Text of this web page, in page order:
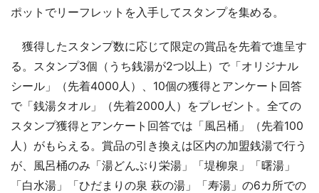
ポットでリーフレットを入手してスタンプを集める。
獲得したスタンプ数に応じて限定の賞品を先着で進呈す
る。スタンプ3個（うち銭湯が2つ以上）で「オリジナル
シール」（先着4000人）、10個の獲得とアンケート回答
で「銭湯タオル」（先着2000人）をプレゼント。全ての
スタンプ獲得とアンケート回答では「風呂桶」（先着100
人）がもらえる。賞品の引き換えは区内の加盟銭湯で行う
が、風呂桶のみ「湯どんぶり栄湯」「堤柳泉」「曙湯」
「白水湯」「ひだまりの泉 萩の湯」「寿湯」の6カ所での